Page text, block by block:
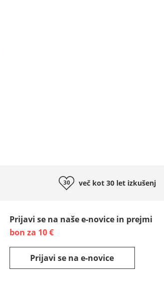
več kot 30 let izkušenj
Prijavi se na naše e-novice in prejmi
bon za 10 €
Prijavi se na e-novice